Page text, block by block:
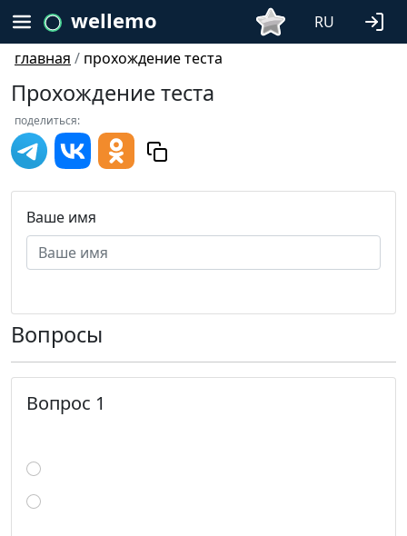
wellemo
RU
главная / прохождение теста
Прохождение теста
поделиться:
Ваше имя
Вопросы
Вопрос 1